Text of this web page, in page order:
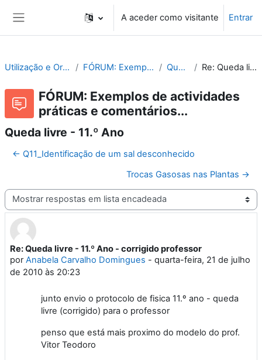
A aceder como visitante Entrar
Utilização e Organização de Laboratórios Escolares FÓRUM: Exemplos de actividades práticas e comentários... Queda livre - 11.º Ano Re: Queda livre - 11.º Ano - corrigido professor
FÓRUM: Exemplos de actividades
práticas e comentários...
Queda livre - 11.º Ano
← Q11_Identificação de um sal desconhecido
Trocas Gasosas nas Plantas →
Modo de visualização
Re: Queda livre - 11.º Ano - corrigido professor
porAnabela Carvalho Domingues - quarta-feira, 21 de julho
de 2010 às 20:23
Número de respostas: 0
junto envio o protocolo de fisica 11.º ano - queda
livre (corrigido) para o professor
penso que está mais proximo do modelo do prof.
Vitor Teodoro